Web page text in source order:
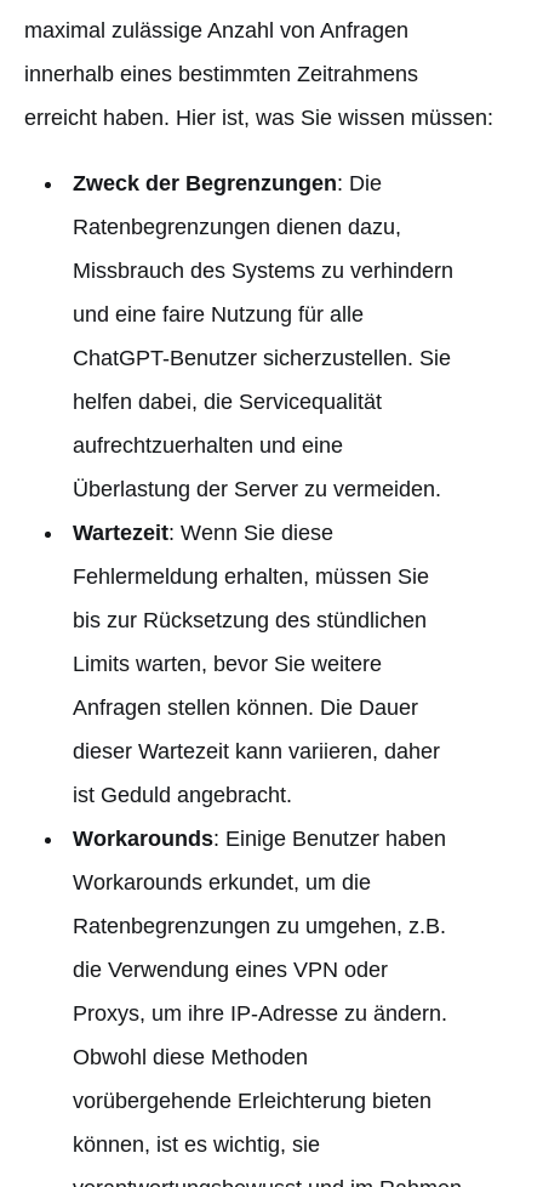
maximal zulässige Anzahl von Anfragen
innerhalb eines bestimmten Zeitrahmens
erreicht haben. Hier ist, was Sie wissen müssen:
Zweck der Begrenzungen: Die
Ratenbegrenzungen dienen dazu,
Missbrauch des Systems zu verhindern
und eine faire Nutzung für alle
ChatGPT-Benutzer sicherzustellen. Sie
helfen dabei, die Servicequalität
aufrechtzuerhalten und eine
Überlastung der Server zu vermeiden.
Wartezeit: Wenn Sie diese
Fehlermeldung erhalten, müssen Sie
bis zur Rücksetzung des stündlichen
Limits warten, bevor Sie weitere
Anfragen stellen können. Die Dauer
dieser Wartezeit kann variieren, daher
ist Geduld angebracht.
Workarounds: Einige Benutzer haben
Workarounds erkundet, um die
Ratenbegrenzungen zu umgehen, z.B.
die Verwendung eines VPN oder
Proxys, um ihre IP-Adresse zu ändern.
Obwohl diese Methoden
vorübergehende Erleichterung bieten
können, ist es wichtig, sie